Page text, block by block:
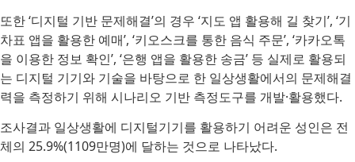
또한 ‘디지털 기반 문제해결’의 경우 ‘지도 앱 활용해 길 찾기’, ‘기
차표 앱을 활용한 예매’, ‘키오스크를 통한 음식 주문’, ‘카카오톡
을 이용한 정보 확인’, ‘은행 앱을 활용한 송금’ 등 실제로 활용되
는 디지털 기기와 기술을 바탕으로 한 일상생활에서의 문제해결
력을 측정하기 위해 시나리오 기반 측정도구를 개발·활용했다.
조사결과 일상생활에 디지털기기를 활용하기 어려운 성인은 전
체의 25.9%(1109만명)에 달하는 것으로 나타났다.